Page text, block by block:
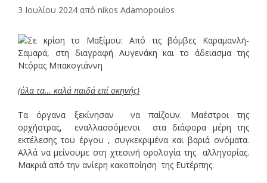
3 Ιουλίου 2024 από nikos Adamopoulos
(όλα τα… καλά παιδά επί σκηνής)
Τα όργανα ξεκίνησαν να παίζουν. Μαέστροι της
ορχήστρας, εναλλασσόμενοι στα διάφορα μέρη της
εκτέλεσης του έργου , συγκεκριμένα και βαριά ονόματα.
Αλλά να μείνουμε στη χτεσινή ορολογία της αλληγορίας.
Μακριά από την ανίερη κακοποίηση της Ευτέρπης.